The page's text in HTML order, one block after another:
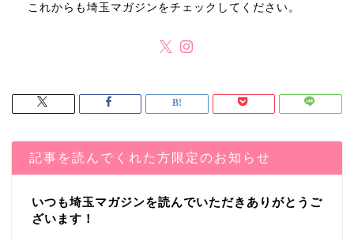
これからも埼玉マガジンをチェックしてください。
記事を読んでくれた方限定のお知らせ
いつも埼玉マガジンを読んでいただきありがとうご
ざいます！